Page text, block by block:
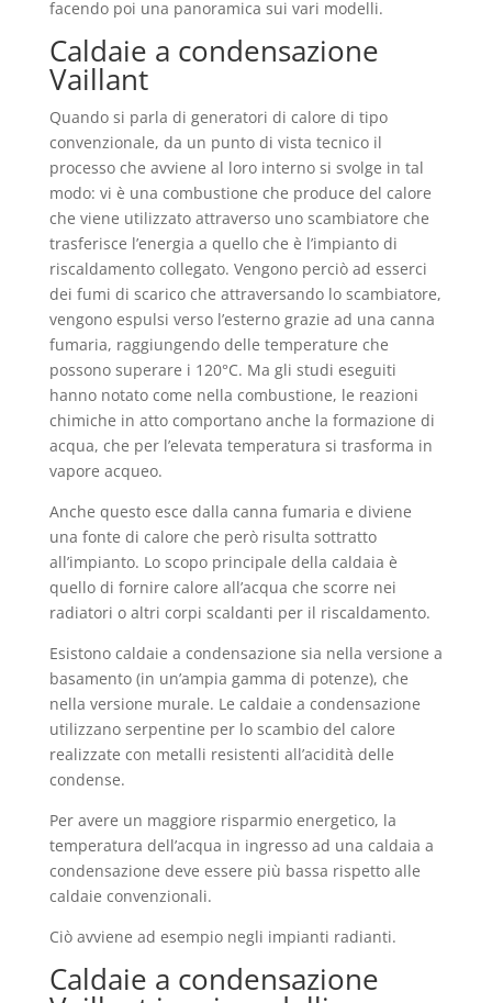
facendo poi una panoramica sui vari modelli.
Caldaie a condensazione
Vaillant
Quando si parla di generatori di calore di tipo
convenzionale, da un punto di vista tecnico il
processo che avviene al loro interno si svolge in tal
modo: vi è una combustione che produce del calore
che viene utilizzato attraverso uno scambiatore che
trasferisce l’energia a quello che è l’impianto di
riscaldamento collegato. Vengono perciò ad esserci
dei fumi di scarico che attraversando lo scambiatore,
vengono espulsi verso l’esterno grazie ad una canna
fumaria, raggiungendo delle temperature che
possono superare i 120°C. Ma gli studi eseguiti
hanno notato come nella combustione, le reazioni
chimiche in atto comportano anche la formazione di
acqua, che per l’elevata temperatura si trasforma in
vapore acqueo.
Anche questo esce dalla canna fumaria e diviene
una fonte di calore che però risulta sottratto
all’impianto. Lo scopo principale della caldaia è
quello di fornire calore all’acqua che scorre nei
radiatori o altri corpi scaldanti per il riscaldamento.
Esistono caldaie a condensazione sia nella versione a
basamento (in un’ampia gamma di potenze), che
nella versione murale. Le caldaie a condensazione
utilizzano serpentine per lo scambio del calore
realizzate con metalli resistenti all’acidità delle
condense.
Per avere un maggiore risparmio energetico, la
temperatura dell’acqua in ingresso ad una caldaia a
condensazione deve essere più bassa rispetto alle
caldaie convenzionali.
Ciò avviene ad esempio negli impianti radianti.
Caldaie a condensazione